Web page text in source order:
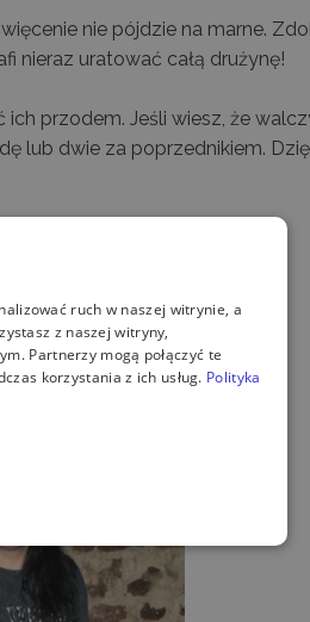
nie pójdzie na marne.
nieraz uratować całą drużynę!
przodem. Jeśli wiesz, że
lub dwie za poprzednikiem.
ruch w naszej witrynie, a
z naszej witryny,
Partnerzy mogą połączyć te
korzystania z ich usług. Polityka